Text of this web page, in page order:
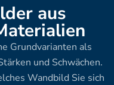
aus
Grundvarianten als
und Schwächen.
Wandbild Sie sich